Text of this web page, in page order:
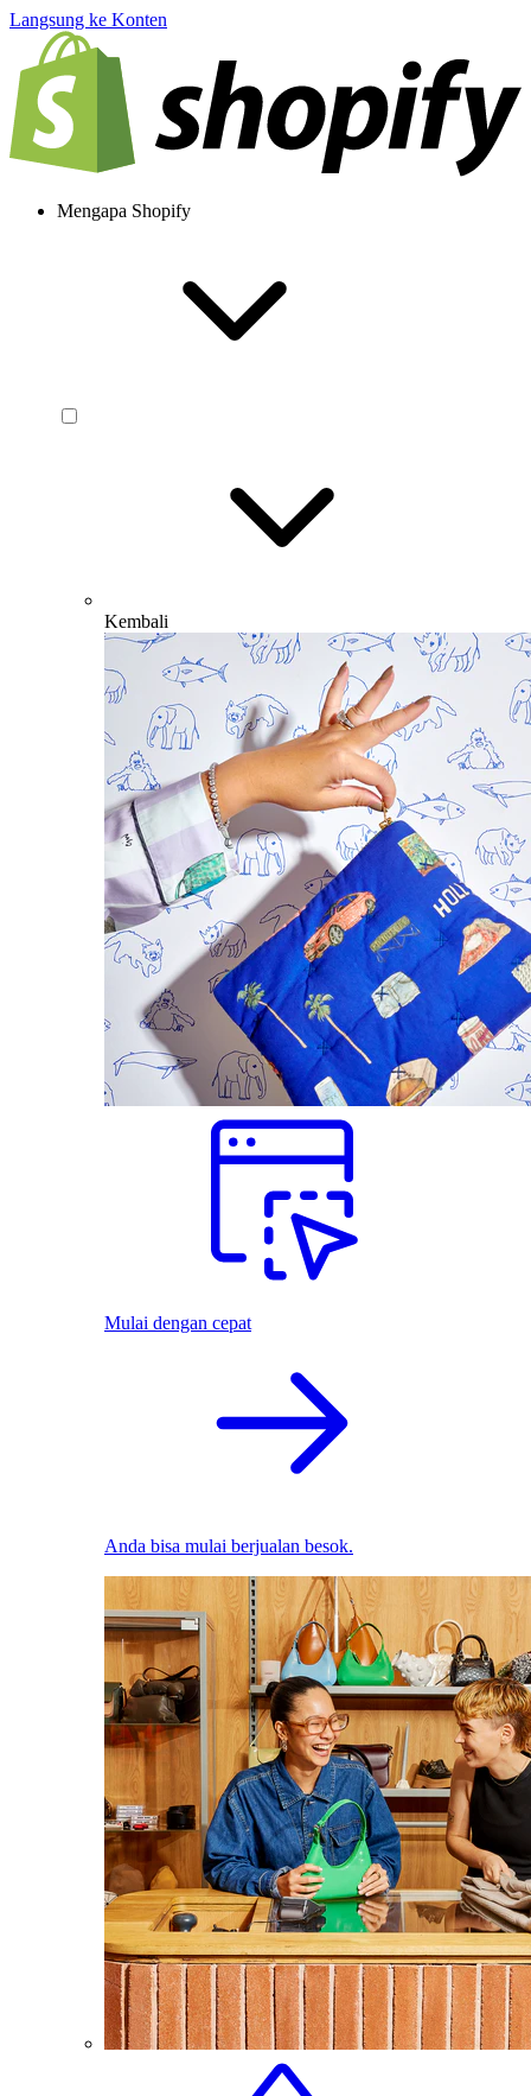
Langsung ke Konten
Mengapa Shopify
Kembali
Mulai dengan cepat
Anda bisa mulai berjualan besok.